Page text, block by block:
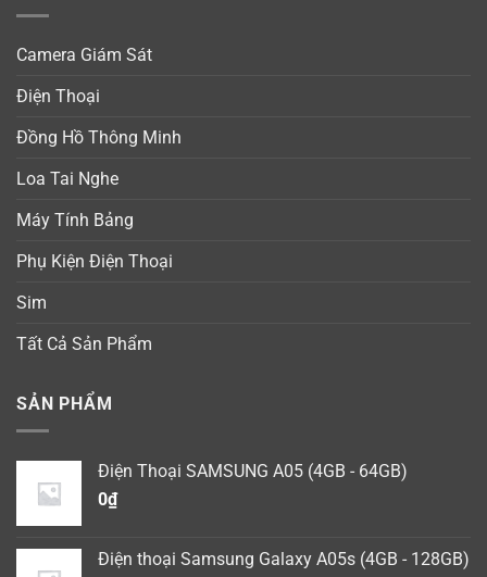
Camera Giám Sát
Điện Thoại
Đồng Hồ Thông Minh
Loa Tai Nghe
Máy Tính Bảng
Phụ Kiện Điện Thoại
Sim
Tất Cả Sản Phẩm
SẢN PHẨM
Điện Thoại SAMSUNG A05 (4GB - 64GB)
0₫
Điện thoại Samsung Galaxy A05s (4GB - 128GB)